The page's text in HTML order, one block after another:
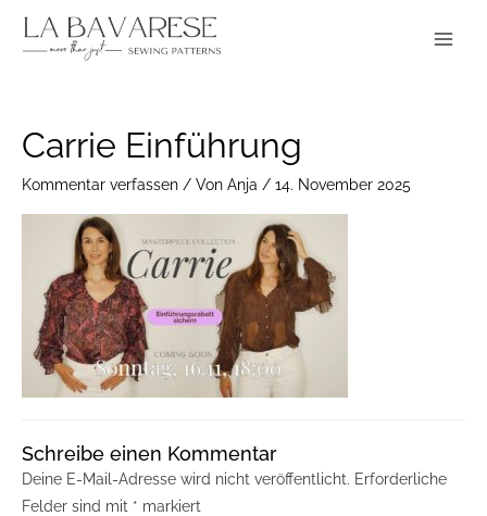
Inhalt
Carrie Einführung
Kommentar verfassen / Von Anja / 14. November 2025
Schreibe einen Kommentar
Deine E-Mail-Adresse wird nicht veröffentlicht. Erforderliche
Felder sind mit * markiert